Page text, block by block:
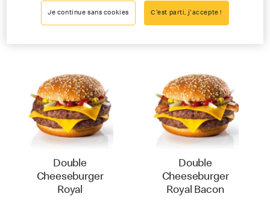
Cheeseburger
Cheeseburger
Royal Bacon
Double
Cheeseburger
Royal
Double
Cheeseburger
Royal Bacon
Je continue sans cookies C'est parti, j'accepte !